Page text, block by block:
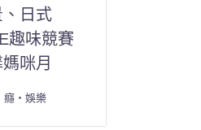
日式
趣味競賽
咪月
癮・娛樂